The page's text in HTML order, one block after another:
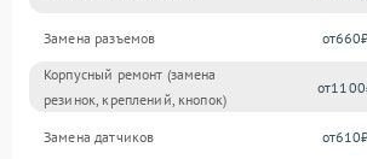
Замена разъемов 660
Корпусный ремонт (замена
резинок, креплений, кнопок)
1100
Замена датчиков 610